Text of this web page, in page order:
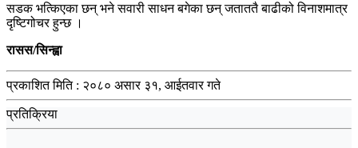
सडक भत्किएका छन् भने सवारी साधन बगेका छन् जताततै बाढीको विनाशमात्र
दृष्टिगोचर हुन्छ ।
रासस/सिन्ह्वा
प्रकाशित मिति : २०८० असार ३१, आईतवार गते
प्रतिक्रिया